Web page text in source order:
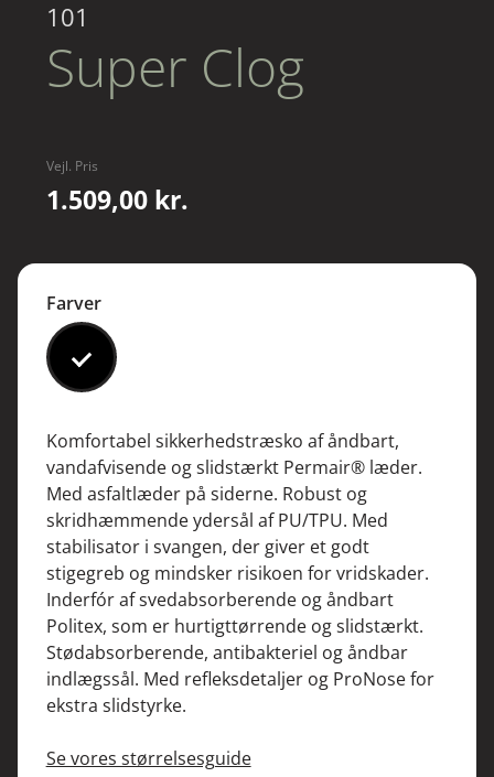
101
Super Clog
Vejl. Pris
1.509,00 kr.
Farver
#000000
Komfortabel sikkerhedstræsko af åndbart,
vandafvisende og slidstærkt Permair® læder.
Med asfaltlæder på siderne. Robust og
skridhæmmende ydersål af PU/TPU. Med
stabilisator i svangen, der giver et godt
stigegreb og mindsker risikoen for vridskader.
Inderfór af svedabsorberende og åndbart
Politex, som er hurtigttørrende og slidstærkt.
Stødabsorberende, antibakteriel og åndbar
indlægssål. Med refleksdetaljer og ProNose for
ekstra slidstyrke.
Se vores størrelsesguide